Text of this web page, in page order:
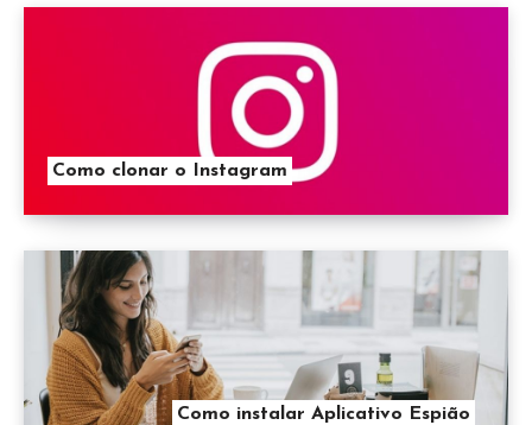
Como clonar o Instagram
Como instalar Aplicativo Espião